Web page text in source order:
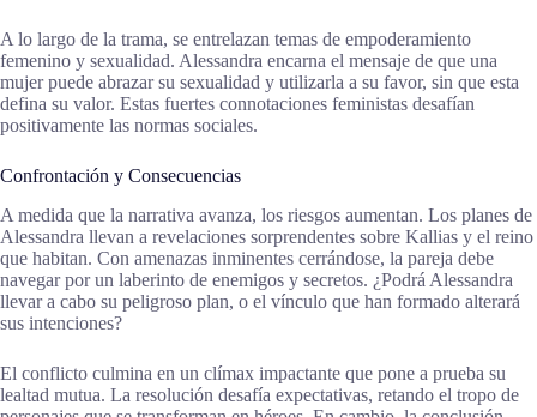
A lo largo de la trama, se entrelazan temas de empoderamiento
femenino y sexualidad. Alessandra encarna el mensaje de que una
mujer puede abrazar su sexualidad y utilizarla a su favor, sin que esta
defina su valor. Estas fuertes connotaciones feministas desafían
positivamente las normas sociales.
Confrontación y Consecuencias
A medida que la narrativa avanza, los riesgos aumentan. Los planes de
Alessandra llevan a revelaciones sorprendentes sobre Kallias y el reino
que habitan. Con amenazas inminentes cerrándose, la pareja debe
navegar por un laberinto de enemigos y secretos. ¿Podrá Alessandra
llevar a cabo su peligroso plan, o el vínculo que han formado alterará
sus intenciones?
El conflicto culmina en un clímax impactante que pone a prueba su
lealtad mutua. La resolución desafía expectativas, retando el tropo de